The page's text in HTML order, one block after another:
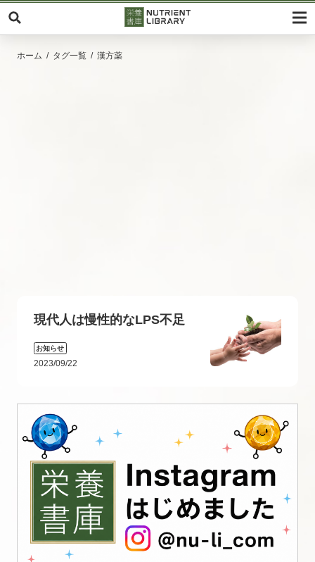
ホーム タグ一覧 漢方薬
現代人は慢性的なLPS不足
お知らせ
2023/09/22